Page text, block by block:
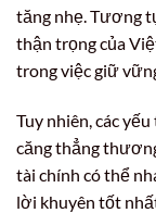
tăng nhẹ. Tương
thận trọng của
trong việc giữ
Tuy nhiên, các
căng thẳng
tài chính có thể
lời khuyên tốt